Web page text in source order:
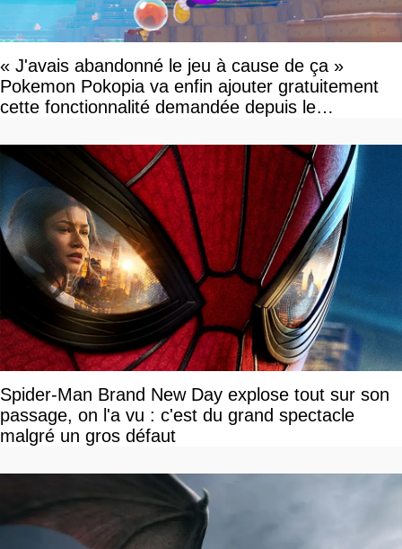
« J'avais abandonné le jeu à cause de ça »
Pokemon Pokopia va enfin ajouter gratuitement
cette fonctionnalité demandée depuis le
Spider-Man Brand New Day explose tout sur son
passage, on l'a vu : c'est du grand spectacle
malgré un gros défaut